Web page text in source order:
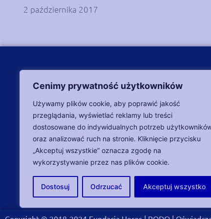
Cenimy prywatność użytkowników
Używamy plików cookie, aby poprawić jakość
przeglądania, wyświetlać reklamy lub treści
dostosowane do indywidualnych potrzeb
oraz analizować ruch na stronie. Kliknięcie przycisku
„Akceptuj wszystkie” oznacza zgodę na
wykorzystywanie przez nas plików cookie.
Dostosuj Odrzucać Akceptuj wszystko
2 października 2017
Bezpieczeństwo transakcji zapewnia:
+48
+48
ul. Z.
NIP: